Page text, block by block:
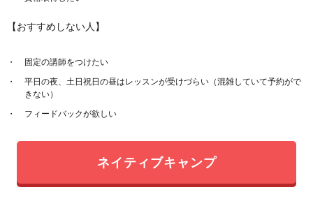
【おすすめしない人】
固定の講師をつけたい
平日の夜、土日祝日の昼はレッスンが受けづらい（混雑していて予約がで
きない）
フィードバックが欲しい
ネイティブキャンプ